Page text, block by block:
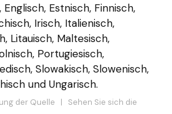
Estnisch, Finnisch,
Irisch, Italienisch,
Litauisch, Maltesisch,
Portugiesisch,
Slowakisch, Slowenisch,
und Ungarisch.
der Quelle | Sehen Sie sich die